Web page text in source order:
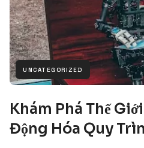
UNCATEGORIZED
Khám Phá Thế
Động Hóa Quy